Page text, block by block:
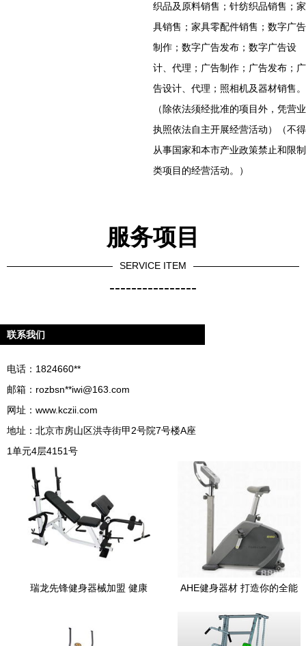
织品及原料销售；针纺织品销售；家
具销售；家具零配件销售；数字广告
制作；数字广告发布；数字广告设
计、代理；广告制作；广告发布；广
告设计、代理；照相机及器材销售。
（除依法须经批准的项目外，凭营业
执照依法自主开展经营活动）（不得
从事国家和本市产业政策禁止和限制
类项目的经营活动。）
服务项目
SERVICE ITEM
----------------
联系我们
电话：1824660**
邮箱：rozbsn**iwi@163.com
网址： www.kczii.com
地址：北京市房山区洪寺街甲2号院7号楼A座
1单元4层4151号
瑞龙先锋健身器械加盟 健康
AHE健身器材 打造你的全能